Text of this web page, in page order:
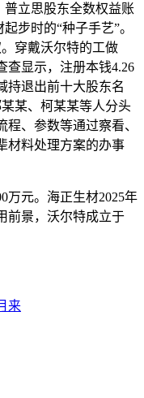
普立思股东全数权益账
步时的“种子手艺”。
穿戴沃尔特的工做
查显示，注册本钱4.26
持退出前十大股东名
某、柯某某等人分头
、参数等通过察看、
材料处理方案的办事
元。海正生材2025年
前景，沃尔特成立于
来